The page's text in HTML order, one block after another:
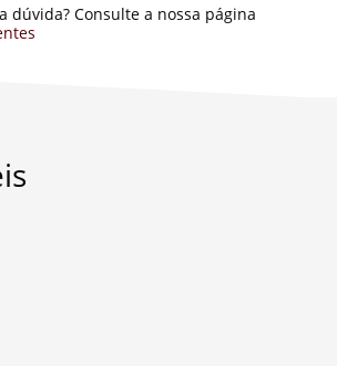
dúvida? Consulte a nossa página